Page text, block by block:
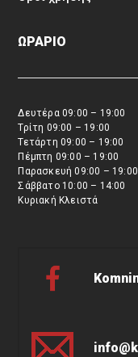
ΩΡΑΡΙΟ
Δευτέρα 09:00 – 19:00
Τρίτη 09:00 – 19:00
Τετάρτη 09:00 – 19:00
Πέμπτη 09:00 – 19:00
Παρασκευή 09:00 – 19:00
Σάββατο 10:00 – 14:00
Κυριακή Κλειστά